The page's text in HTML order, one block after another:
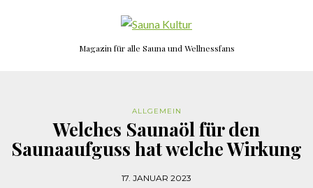
Magazin für alle Sauna und Wellnessfans
ALLGEMEIN
Welches Saunaöl für den
Saunaaufguss hat welche Wirkung
17. JANUAR 2023